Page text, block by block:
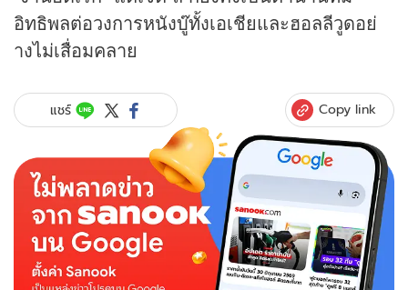
อิทธิพลต่อวงการหนังบู๊ทั้งเอเชียและฮอลลีวูดอย่
างไม่เสื่อมคลาย
แชร์ Copy link